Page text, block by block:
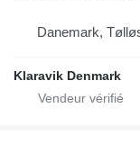
Danemark,
Klaravik Denmark